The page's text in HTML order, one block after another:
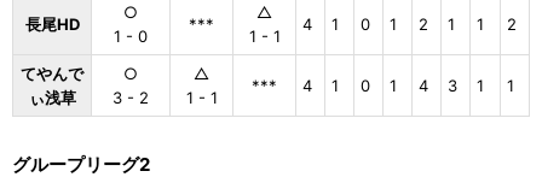
長尾HD
○
1 - 0
***
△
1 - 1
4 1 0 1 2 1 1 2
てやんで
ぃ浅草
○
3 - 2
△
1 - 1
*** 4 1 0 1 4 3 1 1
グループリーグ2